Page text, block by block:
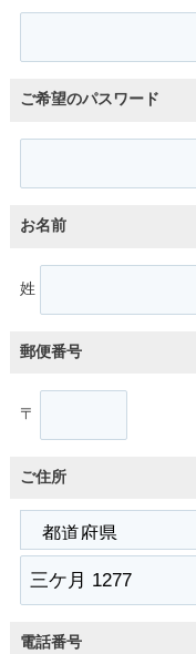
ご希望のパスワード
お名前
姓
郵便番号
〒
ご住所
電話番号